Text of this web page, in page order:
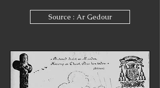
Source : Ar Gedour